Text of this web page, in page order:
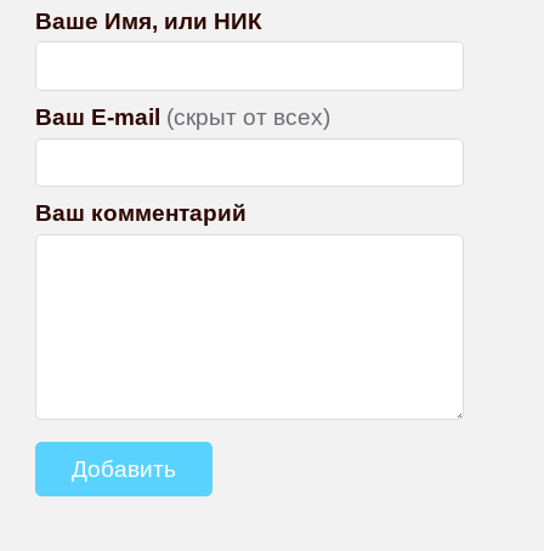
Ваше Имя, или НИК
Ваш E-mail (скрыт от всех)
Ваш комментарий